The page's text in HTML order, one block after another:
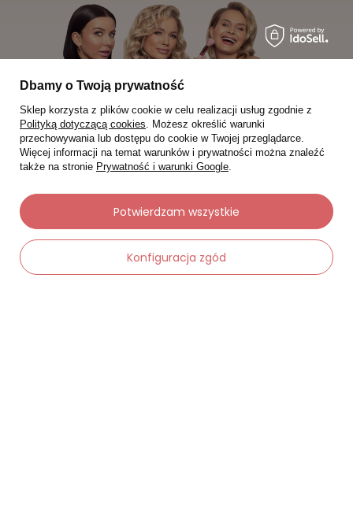
Moje zamówienia
Status zamówienia
Dbamy o Twoją prywatność
Sklep korzysta z plików cookie w celu realizacji usług zgodnie z
Polityką dotyczącą cookies. Możesz określić warunki
przechowywania lub dostępu do cookie w Twojej przeglądarce.
Więcej informacji na temat warunków i prywatności można znaleźć
także na stronie Prywatność i warunki Google.
Konfiguracja zgód
Potwierdzam wszystkie